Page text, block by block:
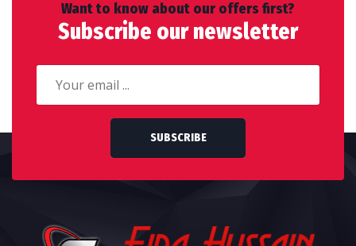
Want to know about our offers first?
Subscribe our newsletter
SUBSCRIBE